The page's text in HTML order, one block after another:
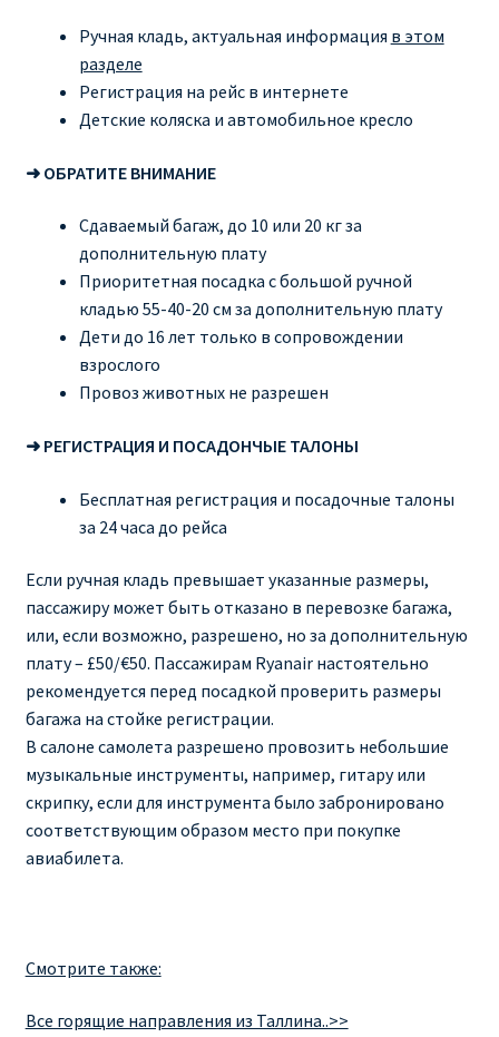
О сайтеРучная кладь, актуальная информация в этом
разделе
Регистрация на рейс в интернете
Детские коляска и автомобильное кресло
➜ ОБРАТИТЕ ВНИМАНИЕ
Сдаваемый багаж, до 10 или 20 кг за
дополнительную плату
Приоритетная посадка с большой ручной
кладью 55-40-20 см за дополнительную плату
Дети до 16 лет только в сопровождении
взрослого
Провоз животных не разрешен
➜ РЕГИСТРАЦИЯ И ПОСАДОНЧЫЕ ТАЛОНЫ
Бесплатная регистрация и посадочные талоны
за 24 часа до рейса
Если ручная кладь превышает указанные размеры,
пассажиру может быть отказано в перевозке багажа,
или, если возможно, разрешено, но за дополнительную
плату – £50/€50. Пассажирам Ryanair настоятельно
рекомендуется перед посадкой проверить размеры
багажа на стойке регистрации.
В салоне самолета разрешено провозить небольшие
музыкальные инструменты, например, гитару или
скрипку, если для инструмента было забронировано
соответствующим образом место при покупке
авиабилета.
Смотрите также:
Все горящие направления из Таллина..>>